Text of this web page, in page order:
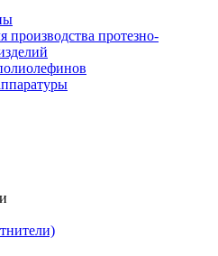
производства протезно-